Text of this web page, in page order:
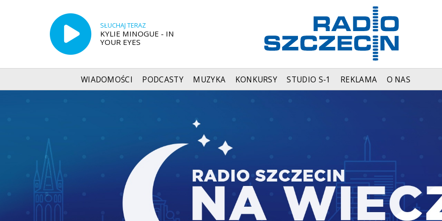
SŁUCHAJ TERAZ
KYLIE MINOGUE - IN
YOUR EYES
WIADOMOŚCI PODCASTY MUZYKA KONKURSY STUDIO S-1 REKLAMA O NAS